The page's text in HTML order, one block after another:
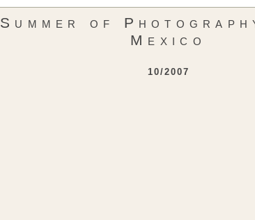
Summer of
Mexico
10/2007